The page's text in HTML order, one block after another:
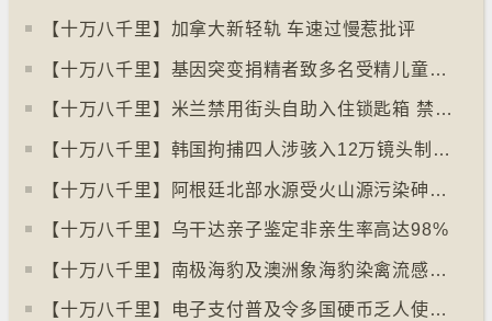
【十万八千里】加拿大新轻轨 车速过慢惹批评
【十万八千里】基因突变捐精者致多名受精儿童患癌
【十万八千里】米兰禁用街头自助入住锁匙箱 禁自助入住民宿
【十万八千里】韩国拘捕四人涉骇入12万镜头制色情内容
【十万八千里】阿根廷北部水源受火山源污染砷含量超标
【十万八千里】乌干达亲子鉴定非亲生率高达98%
【十万八千里】南极海豹及澳洲象海豹染禽流感病毒恐扩散
【十万八千里】电子支付普及令多国硬币乏人使用甚至停产